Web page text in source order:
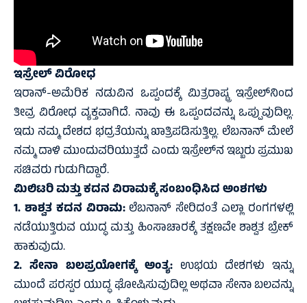
ಇಸ್ರೇಲ್ ವಿರೋಧ
ಇರಾನ್-ಅಮೆರಿಕ ನಡುವಿನ ಒಪ್ಪಂದಕ್ಕೆ ಮಿತ್ರರಾಷ್ಟ್ರ ಇಸ್ರೇಲ್‌ನಿಂದ
ತೀವ್ರ ವಿರೋಧ ವ್ಯಕ್ತವಾಗಿದೆ. ನಾವು ಈ ಒಪ್ಪಂದವನ್ನು ಒಪ್ಪುವುದಿಲ್ಲ.
ಇದು ನಮ್ಮ ದೇಶದ ಭದ್ರತೆಯನ್ನು ಖಾತ್ರಿಪಡಿಸುತ್ತಿಲ್ಲ. ಲೆಬನಾನ್ ಮೇಲೆ
ನಮ್ಮ ದಾಳಿ ಮುಂದುವರಿಯುತ್ತದೆ ಎಂದು ಇಸ್ರೇಲ್‌ನ ಇಬ್ಬರು ಪ್ರಮುಖ
ಸಚಿವರು ಗುಡುಗಿದ್ದಾರೆ.
ಮಿಲಿಟರಿ ಮತ್ತು ಕದನ ವಿರಾಮಕ್ಕೆ ಸಂಬಂಧಿಸಿದ ಅಂಶಗಳು
1. ಶಾಶ್ವತ ಕದನ ವಿರಾಮ:ಲೆಬನಾನ್ ಸೇರಿದಂತೆ ಎಲ್ಲಾ ರಂಗಗಳಲ್ಲಿ
ನಡೆಯುತ್ತಿರುವ ಯುದ್ಧ ಮತ್ತು ಹಿಂಸಾಚಾರಕ್ಕೆ ತಕ್ಷಣವೇ ಶಾಶ್ವತ ಬ್ರೇಕ್
ಹಾಕುವುದು.
2. ಸೇನಾ ಬಲಪ್ರಯೋಗಕ್ಕೆ ಅಂತ್ಯ:ಉಭಯ ದೇಶಗಳು ಇನ್ನು
ಮುಂದೆ ಪರಸ್ಪರ ಯುದ್ಧ ಘೋಷಿಸುವುದಿಲ್ಲ ಅಥವಾ ಸೇನಾ ಬಲವನ್ನು